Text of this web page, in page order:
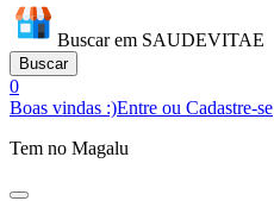
Buscar em SAUDEVITAE
Buscar
0
Boas vindas :)Entre ou Cadastre-se
Tem no Magalu